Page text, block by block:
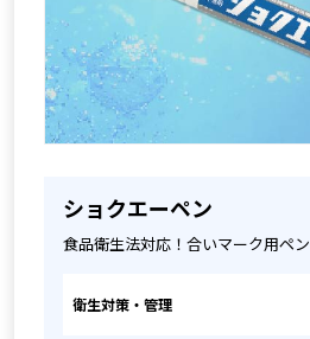
ショクエーペン
食品衛生法対応！合いマーク用ペン
衛生対策・管理